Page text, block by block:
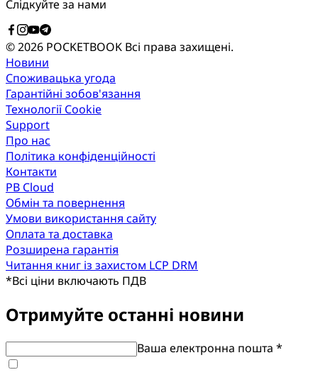
Слідкуйте за нами
© 2026 POCKETBOOK Всі права захищені.
Новини
Споживацька угода
Гарантійні зобов'язання
Технології Cookie
Support
Про нас
Політика конфіденційності
Контакти
PB Cloud
Обмін та повернення
Умови використання сайту
Оплата та доставка
Розширена гарантія
Читання книг із захистом LCP DRM
*Всі ціни включають ПДВ
Отримуйте останні новини
Ваша електронна пошта *